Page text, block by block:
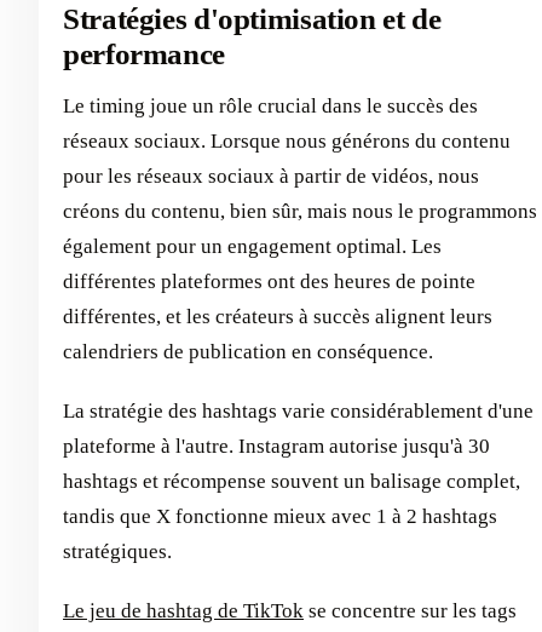
Stratégies d'optimisation et de
performance
Le timing joue un rôle crucial dans le succès des
réseaux sociaux. Lorsque nous générons du contenu
pour les réseaux sociaux à partir de vidéos, nous
créons du contenu, bien sûr, mais nous le programmons
également pour un engagement optimal. Les
différentes plateformes ont des heures de pointe
différentes, et les créateurs à succès alignent leurs
calendriers de publication en conséquence.
La stratégie des hashtags varie considérablement d'une
plateforme à l'autre. Instagram autorise jusqu'à 30
hashtags et récompense souvent un balisage complet,
tandis que X fonctionne mieux avec 1 à 2 hashtags
stratégiques.
Le jeu de hashtag de TikTok se concentre sur les tags